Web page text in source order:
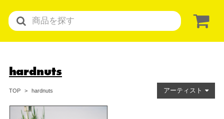
hardnuts
TOP hardnuts アーティスト